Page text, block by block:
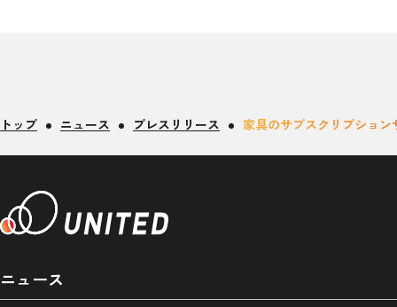
トップ ニュース プレスリリース 家具のサブスクリプショ
ニュース